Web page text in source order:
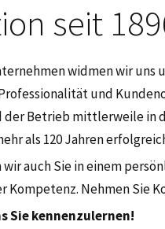
seit
widmen wir uns
und
Betrieb mittlerweile in
als 120 Jahren
auch Sie in einem
Kompetenz. Nehmen Sie
Sie kennenzulernen!